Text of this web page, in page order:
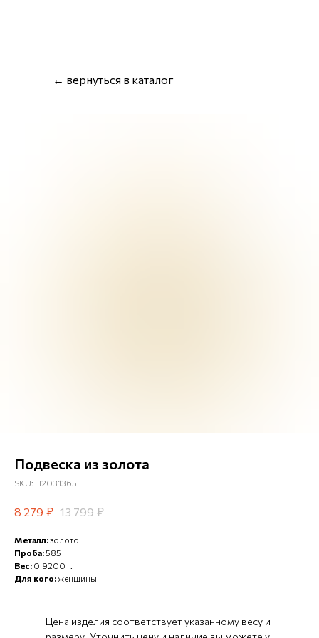
← вернуться в каталог
Подвеска из золота
SKU: П2031365
8 279 ₽ 13 799 ₽
Металл:золото
Проба:585
Вес: 0,9200 г.
Для кого:женщины
Цена изделия соответствует указанному весу и